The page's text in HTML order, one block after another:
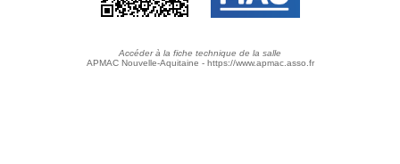
Accéder à la fiche technique de la salle
APMAC Nouvelle-Aquitaine - https://www.apmac.asso.fr